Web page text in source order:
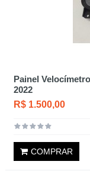
Painel
2022
R$ 1.500,00
COMPRAR